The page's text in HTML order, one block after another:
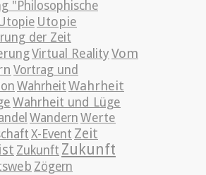
"Philosophische
Utopie
der Zeit
Virtual Reality Vom
Vortrag und
Wahrheit Wahrheit
Wahrheit und Lüge
Wandern Werte
X-Event Zeit
Zukunft Zukunft
Zögern